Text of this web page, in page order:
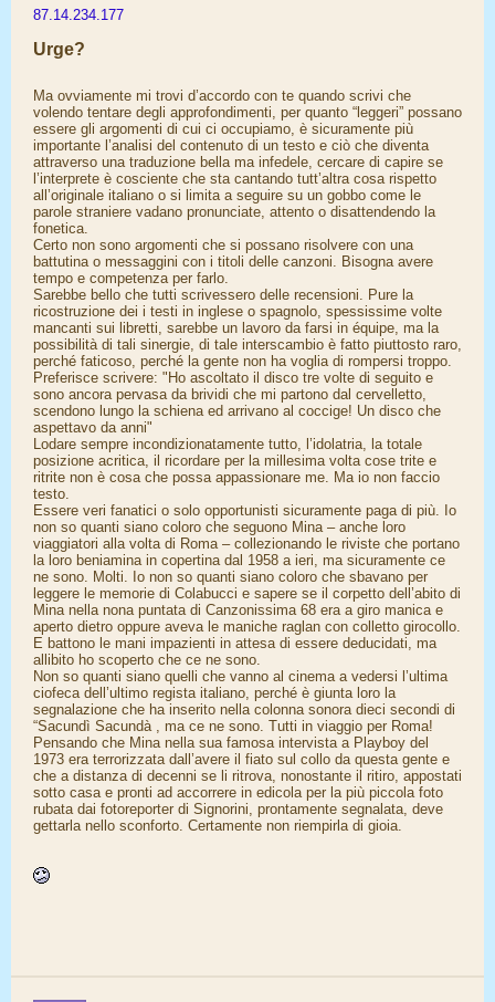
87.14.234.177
Urge?
Ma ovviamente mi trovi d’accordo con te quando scrivi che
volendo tentare degli approfondimenti, per quanto “leggeri” possano
essere gli argomenti di cui ci occupiamo, è sicuramente più
importante l’analisi del contenuto di un testo e ciò che diventa
attraverso una traduzione bella ma infedele, cercare di capire se
l’interprete è cosciente che sta cantando tutt’altra cosa rispetto
all’originale italiano o si limita a seguire su un gobbo come le
parole straniere vadano pronunciate, attento o disattendendo la
fonetica.
Certo non sono argomenti che si possano risolvere con una
battutina o messaggini con i titoli delle canzoni. Bisogna avere
tempo e competenza per farlo.
Sarebbe bello che tutti scrivessero delle recensioni. Pure la
ricostruzione dei i testi in inglese o spagnolo, spessissime volte
mancanti sui libretti, sarebbe un lavoro da farsi in équipe, ma la
possibilità di tali sinergie, di tale interscambio è fatto piuttosto raro,
perché faticoso, perché la gente non ha voglia di rompersi troppo.
Preferisce scrivere: "Ho ascoltato il disco tre volte di seguito e
sono ancora pervasa da brividi che mi partono dal cervelletto,
scendono lungo la schiena ed arrivano al coccige! Un disco che
aspettavo da anni"
Lodare sempre incondizionatamente tutto, l’idolatria, la totale
posizione acritica, il ricordare per la millesima volta cose trite e
ritrite non è cosa che possa appassionare me. Ma io non faccio
testo.
Essere veri fanatici o solo opportunisti sicuramente paga di più. Io
non so quanti siano coloro che seguono Mina – anche loro
viaggiatori alla volta di Roma – collezionando le riviste che portano
la loro beniamina in copertina dal 1958 a ieri, ma sicuramente ce
ne sono. Molti. Io non so quanti siano coloro che sbavano per
leggere le memorie di Colabucci e sapere se il corpetto dell’abito di
Mina nella nona puntata di Canzonissima 68 era a giro manica e
aperto dietro oppure aveva le maniche raglan con colletto girocollo.
E battono le mani impazienti in attesa di essere deducidati, ma
allibito ho scoperto che ce ne sono.
Non so quanti siano quelli che vanno al cinema a vedersi l’ultima
ciofeca dell’ultimo regista italiano, perché è giunta loro la
segnalazione che ha inserito nella colonna sonora dieci secondi di
“Sacundì Sacundà , ma ce ne sono. Tutti in viaggio per Roma!
Pensando che Mina nella sua famosa intervista a Playboy del
1973 era terrorizzata dall’avere il fiato sul collo da questa gente e
che a distanza di decenni se li ritrova, nonostante il ritiro, appostati
sotto casa e pronti ad accorrere in edicola per la più piccola foto
rubata dai fotoreporter di Signorini, prontamente segnalata, deve
gettarla nello sconforto. Certamente non riempirla di gioia.